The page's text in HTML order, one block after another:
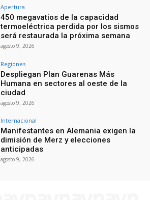
Apertura
450 megavatios de la capacidad
termoeléctrica perdida por los sismos
será restaurada la próxima semana
agosto 9, 2026
Regiones
Despliegan Plan Guarenas Más
Humana en sectores al oeste de la
ciudad
agosto 9, 2026
Internacional
Manifestantes en Alemania exigen la
dimisión de Merz y elecciones
anticipadas
agosto 9, 2026